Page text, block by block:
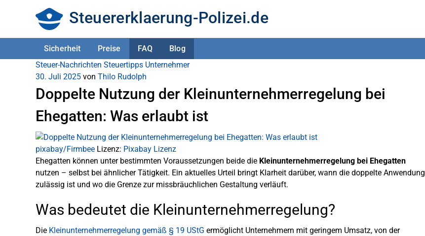
Steuererklaerung-Polizei.de
Sicherheit Preise FAQ Blog
Steuer-Nachrichten Steuertipps Unternehmer
30. Juli 2025 von Thilo Rudolph
Doppelte Nutzung der Kleinunternehmerregelung bei
Ehegatten: Was erlaubt ist
pixabay/Firmbee Lizenz: Pixabay Lizenz
Ehegatten können unter bestimmten Voraussetzungen beide die Kleinunternehmerregelung bei Ehegatten
nutzen – selbst bei ähnlicher Tätigkeit. Ein aktuelles Urteil bringt Klarheit darüber, wann die doppelte Anwendung
zulässig ist und wo die Grenze zur missbräuchlichen Gestaltung verläuft.
Was bedeutet die Kleinunternehmerregelung?
Die Kleinunternehmerregelung gemäß § 19 UStG ermöglicht Unternehmern mit geringem Umsatz, von der